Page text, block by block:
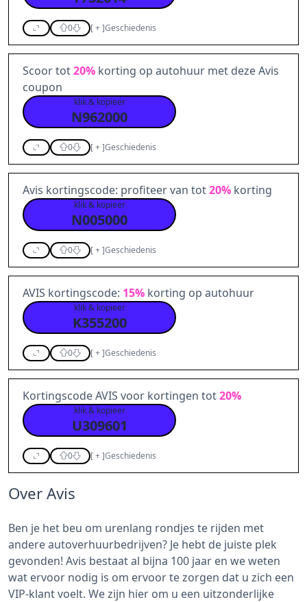
0 [+]Geschiedenis
Scoor tot20% korting op autohuur met deze Avis
coupon
klik & kopieer
N962000
0 [+]Geschiedenis
Avis kortingscode: profiteer van tot20% korting
klik & kopieer
N005000
0 [+]Geschiedenis
AVIS kortingscode: 15% korting op autohuur
klik & kopieer
K355200
0 [+]Geschiedenis
Kortingscode AVIS voor kortingen tot20%
klik & kopieer
U309601
0 [+]Geschiedenis
Over Avis
Ben je het beu om urenlang rondjes te rijden met
andere autoverhuurbedrijven? Je hebt de juiste plek
gevonden! Avis bestaat al bijna 100 jaar en we weten
wat ervoor nodig is om ervoor te zorgen dat u zich een
VIP-klant voelt. We zijn hier om u een uitzonderlijke